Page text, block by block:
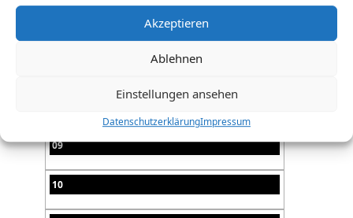
Akzeptieren
Ablehnen
Einstellungen ansehen
DatenschutzerklärungImpressum
09
10